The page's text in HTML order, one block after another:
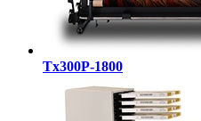
Tx300P-1800